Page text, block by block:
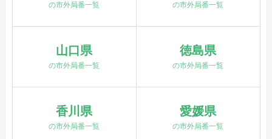
の市外局番一覧 の市外局番一覧
山口県
の市外局番一覧
徳島県
の市外局番一覧
香川県
の市外局番一覧
愛媛県
の市外局番一覧